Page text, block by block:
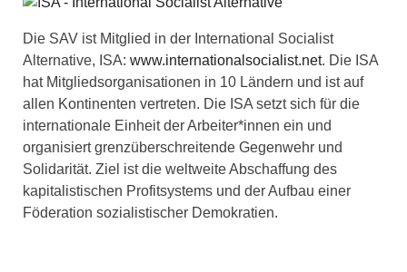
Die SAV ist Mitglied in der International Socialist
Alternative, ISA: www.internationalsocialist.net. Die ISA
hat Mitgliedsorganisationen in 10 Ländern und ist auf
allen Kontinenten vertreten. Die ISA setzt sich für die
internationale Einheit der Arbeiter*innen ein und
organisiert grenzüberschreitende Gegenwehr und
Solidarität. Ziel ist die weltweite Abschaffung des
kapitalistischen Profitsystems und der Aufbau einer
Föderation sozialistischer Demokratien.